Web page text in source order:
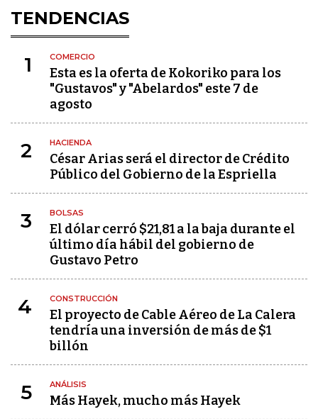
TENDENCIAS
1 COMERCIO
Esta es la oferta de Kokoriko para los
"Gustavos" y "Abelardos" este 7 de
agosto
2 HACIENDA
César Arias será el director de Crédito
Público del Gobierno de la Espriella
3 BOLSAS
El dólar cerró $21,81 a la baja durante el
último día hábil del gobierno de
Gustavo Petro
4 CONSTRUCCIÓN
El proyecto de Cable Aéreo de La Calera
tendría una inversión de más de $1
billón
5 ANÁLISIS
Más Hayek, mucho más Hayek